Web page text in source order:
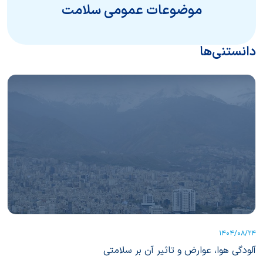
موضوعات عمومی سلامت
دانستنی‌ها
1404/08/24
آلودگی هوا، عوارض و تاثیر آن بر سلامتی